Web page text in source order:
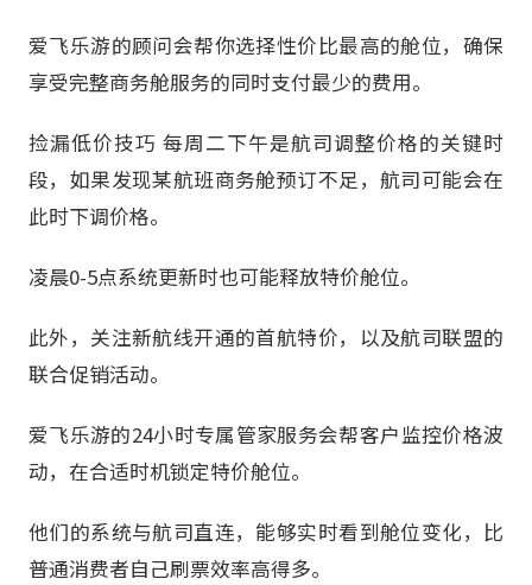
爱飞乐游的顾问会帮你选择性价比最高的舱位，确保
享受完整商务舱服务的同时支付最少的费用。
捡漏低价技巧 每周二下午是航司调整价格的关键时
段，如果发现某航班商务舱预订不足，航司可能会在
此时下调价格。
凌晨0-5点系统更新时也可能释放特价舱位。
此外，关注新航线开通的首航特价，以及航司联盟的
联合促销活动。
爱飞乐游的24小时专属管家服务会帮客户监控价格波
动，在合适时机锁定特价舱位。
他们的系统与航司直连，能够实时看到舱位变化，比
普通消费者自己刷票效率高得多。